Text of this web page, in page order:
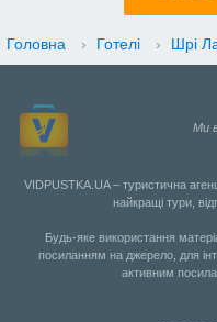
Головна › Готелі › Шрі
Ми
VIDPUSTKA.UA – туристична
найкращі тури,
Будь-яке використання
посиланням на джерело, для
активним